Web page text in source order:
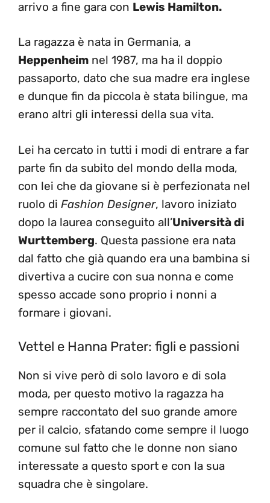
arrivo a fine gara con Lewis Hamilton.
La ragazza è nata in Germania, a
Heppenheim nel 1987, ma ha il doppio
passaporto, dato che sua madre era inglese
e dunque fin da piccola è stata bilingue, ma
erano altri gli interessi della sua vita.
Lei ha cercato in tutti i modi di entrare a far
parte fin da subito del mondo della moda,
con lei che da giovane si è perfezionata nel
ruolo di Fashion Designer, lavoro iniziato
dopo la laurea conseguito all’Università di
Wurttemberg. Questa passione era nata
dal fatto che già quando era una bambina si
divertiva a cucire con sua nonna e come
spesso accade sono proprio i nonni a
formare i giovani.
Vettel e Hanna Prater: figli e passioni
Non si vive però di solo lavoro e di sola
moda, per questo motivo la ragazza ha
sempre raccontato del suo grande amore
per il calcio, sfatando come sempre il luogo
comune sul fatto che le donne non siano
interessate a questo sport e con la sua
squadra che è singolare.